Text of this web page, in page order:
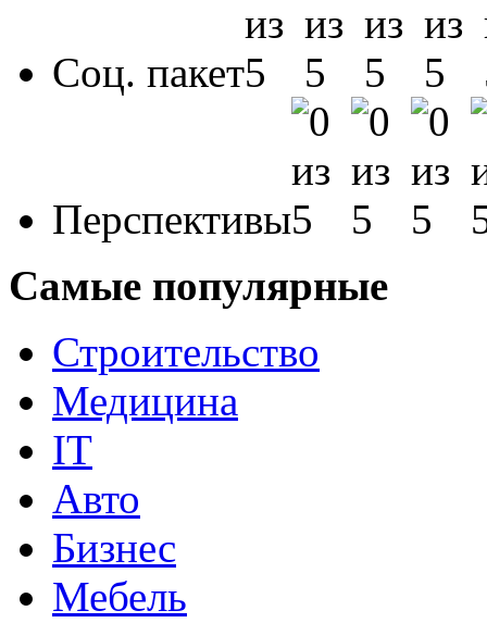
Соц. пакет
Перспективы
Самые популярные
Строительство
Медицина
IT
Авто
Бизнес
Мебель